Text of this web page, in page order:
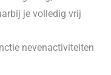
je volledig vrij
nevenactiviteiten